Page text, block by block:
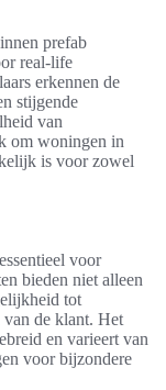
prefab
real-life
erkennen de
stijgende
van
om woningen in
is voor zowel
voor
bieden niet alleen
tot
van de klant. Het
en varieert van
voor bijzondere